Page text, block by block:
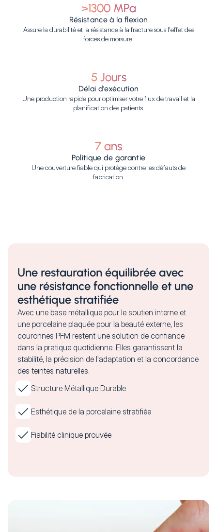
>1300 MPa
Résistance à la flexion
Assure la durabilité et la résistance à la fracture sous l'effet des
forces de morsure.
5 Jours
Délai d'exécution
Une production rapide pour optimiser votre flux de travail et la
planification des patients.
7 ans
Politique de garantie
Une couverture fiable qui protège contre les défauts de
fabrication.
Une restauration équilibrée avec
une résistance fonctionnelle et une
esthétique stratifiée
Avec une base métallique pour le soutien interne et
une porcelaine plaquée pour la beauté externe, les
couronnes PFM restent une solution de confiance
dans la pratique quotidienne. Elles garantissent la
stabilité, la précision de l'adaptation et la concordance
des teintes naturelles.
Structure Métallique Durable
Esthétique de la porcelaine stratifiée
Fiabilité clinique prouvée